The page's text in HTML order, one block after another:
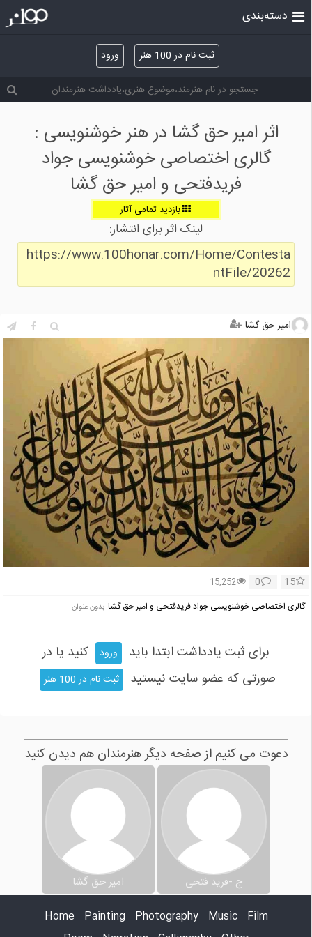
ثبت نام در 100 هنر ورود
دسته‌بندی
اثر امیر حق گشا در هنر خوشنویسی :
گالری اختصاصی خوشنویسی جواد
فریدفتحی و امیر حق گشا
بازدید تمامی آثار
لینک اثر برای انتشار:
https://www.100honar.com/Home/Contesta
ntFile/20262
امیر حق گشا
15
0
15,252
گالری اختصاصی خوشنویسی جواد فریدفتحی و امیر حق گشا بدون عنوان
برای ثبت یادداشت ابتدا باید ورود
کنید یا در
صورتی که عضو سایت نیستید
ثبت نام در 100 هنر
دعوت می کنیم از صفحه دیگر هنرمندان هم دیدن کنید
ج -فرید فتحی
امیر حق گشا
Home
Painting Photography Music
Film